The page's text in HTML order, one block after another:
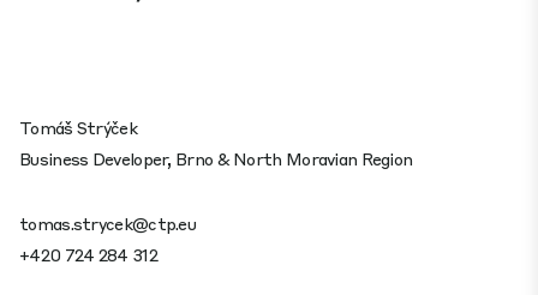
Tomáš Strýček
Business Developer, Brno & North Moravian Region
tomas.strycek@ctp.eu
+420 724 284 312